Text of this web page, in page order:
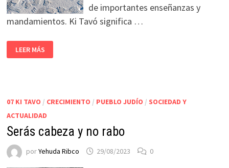
de importantes enseñanzas y
mandamientos. Ki Tavó significa …
LEER MÁS
07 KI TAVO / CRECIMIENTO / PUEBLO JUDÍO / SOCIEDAD Y
ACTUALIDAD
Serás cabeza y no rabo
porYehuda Ribco 29/08/2023 0